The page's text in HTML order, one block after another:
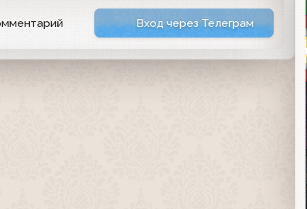
Вход через Телеграм